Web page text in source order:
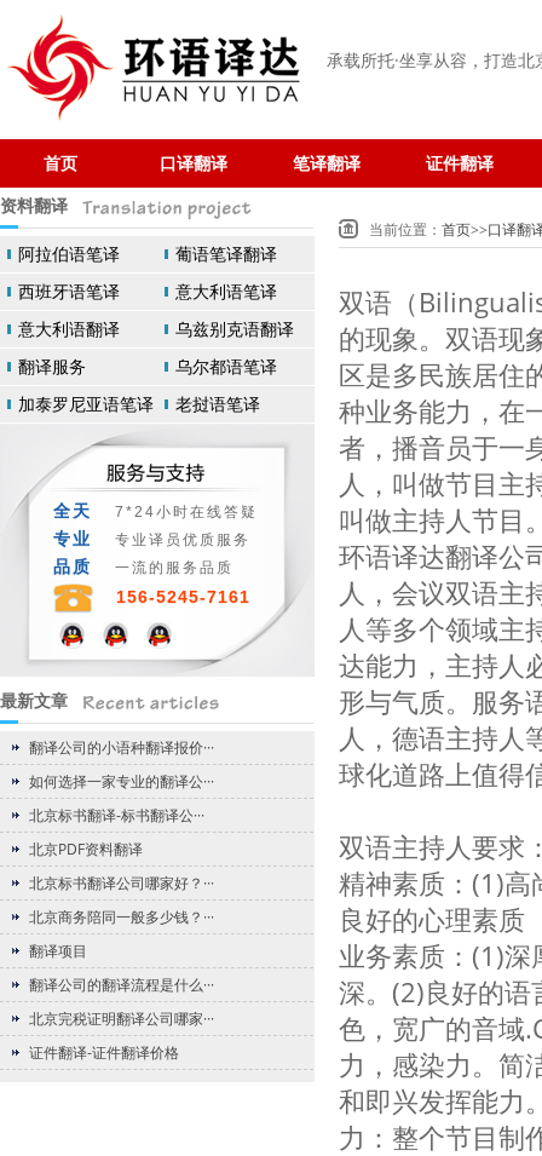
承载所托·坐享从容 ，打造
首页 口译翻译 笔译翻译 证件翻译
当前位置： 首页>>口译翻
双语（
的现象。双语现
区是多民族居住
种业务能力，在
者，播音员于一
人，叫做节目主
叫做主持人节目
环语译达翻译公
人，会议双语主
人等多个领域主
达能力，主持人
形与气质。服务
人，德语主持人
球化道路上值得
双语主持人要求
精神素质：(1)高
良好的心理素质
业务素质：(1)深
深。(2)良好的语
色，宽广的音域
力，感染力。简
和即兴发挥能力
力：整个节目制
资料翻译
阿拉伯语笔译
葡语笔译翻译
西班牙语笔译
意大利语笔译
意大利语翻译
乌兹别克语翻译
翻译服务
乌尔都语笔译
加泰罗尼亚语笔译
老挝语笔译
全天 7*24小时在线答疑
专业 专业译员优质服务
品质 一流的服务品质
156-5245-7161
最新文章
翻译公司的小语种翻译报价···
如何选择一家专业的翻译公···
北京标书翻译-标书翻译公···
北京PDF资料翻译
北京标书翻译公司哪家好？···
北京商务陪同一般多少钱？···
翻译项目
翻译公司的翻译流程是什么···
北京完税证明翻译公司哪家···
证件翻译-证件翻译价格